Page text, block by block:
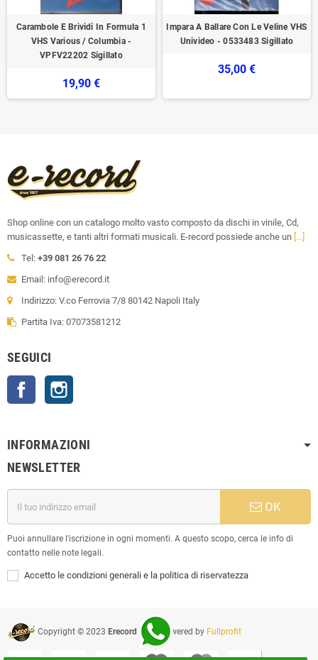
Carambole E Brividi In Formula 1
VHS Various / Columbia -
VPFV22202 Sigillato
19,90 €
Impara A Ballare Con Le Veline VHS
Univideo - 0533483 Sigillato
35,00 €
Shop online con un catalogo molto vasto composto da dischi in vinile, Cd,
musicassette, e tanti altri formati musicali. E-record possiede anche un [...]
Tel: +39 081 26 76 22
Email: info@erecord.it
Indirizzo: V.co Ferrovia 7/8 80142 Napoli Italy
Partita Iva: 07073581212
SEGUICI
Facebook
INFORMAZIONI
NEWSLETTER
OK
Puoi annullare l'iscrizione in ogni momenti. A questo scopo, cerca le info di
contatto nelle note legali.
Accetto le condizioni generali e la politica di riservatezza
Copyright © 2023 Erecord Srl| Powered by Fullprofit